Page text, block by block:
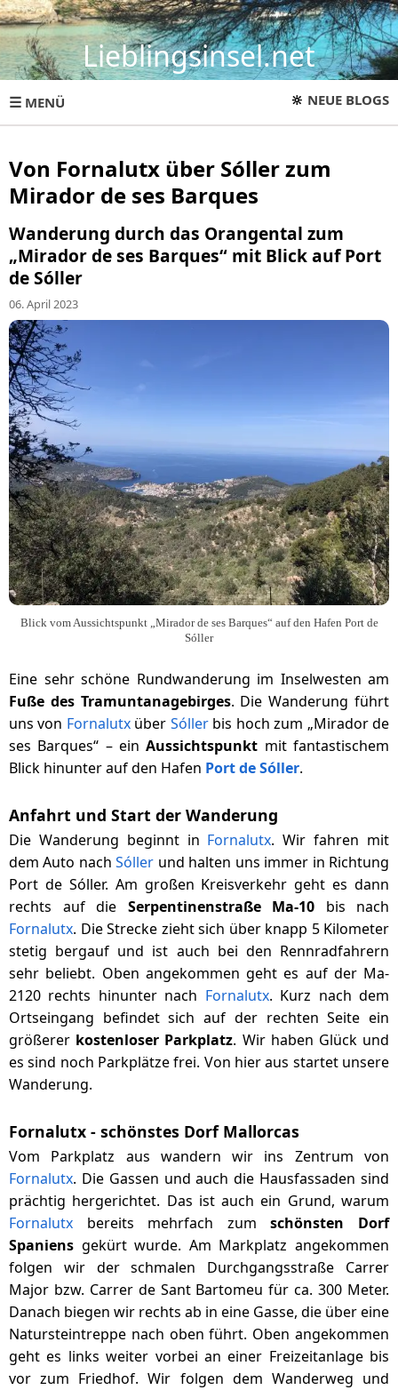
Lieblingsinsel.net
☰ MENÜ 🔆 NEUE BLOGS
Von Fornalutx über Sóller zum
Mirador de ses Barques
Wanderung durch das Orangental zum
„Mirador de ses Barques“ mit Blick auf Port
de Sóller
06. April 2023
Blick vom Aussichtspunkt „Mirador de ses Barques“ auf den Hafen Port de
Sóller
Eine sehr schöne Rundwanderung im Inselwesten am
Fuße des Tramuntanagebirges. Die Wanderung führt
uns von Fornalutxüber Sóllerbis hoch zum „Mirador de
ses Barques“ – einAussichtspunkt mit fantastischem
Blick hinunter auf den Hafen Port de Sóller.
Anfahrt und Start der Wanderung
Die Wanderung beginnt in Fornalutx. Wir fahren mit
dem Auto nachSóller und halten uns immer in Richtung
Port de Sóller. Am großen Kreisverkehr geht es dann
rechts auf die Serpentinenstraße Ma-10 bis nach
Fornalutx. Die Strecke zieht sich über knapp 5 Kilometer
stetig bergauf und ist auch bei den Rennradfahrern
sehr beliebt. Oben angekommen geht es auf der Ma-
2120 rechts hinunter nach Fornalutx. Kurz nach dem
Ortseingang befindet sich auf der rechten Seite ein
größerer kostenloser Parkplatz. Wir haben Glück und
es sind noch Parkplätze frei. Von hier aus startet unsere
Wanderung.
Fornalutx - schönstes Dorf Mallorcas
Vom Parkplatz aus wandern wir ins Zentrum von
Fornalutx. Die Gassen und auch die Hausfassaden sind
prächtig hergerichtet. Das ist auch ein Grund, warum
Fornalutx bereits mehrfach zumschönsten Dorf
Spaniens gekürt wurde. Am Markplatz angekommen
folgen wir der schmalen Durchgangsstraße Carrer
Major bzw. Carrer de Sant Bartomeu für ca. 300 Meter.
Danach biegen wir rechts ab in eine Gasse, die über eine
Natursteintreppe nach oben führt. Oben angekommen
geht es links weiter vorbei an einer Freizeitanlage bis
vor zum Friedhof. Wir folgen dem Wanderweg und